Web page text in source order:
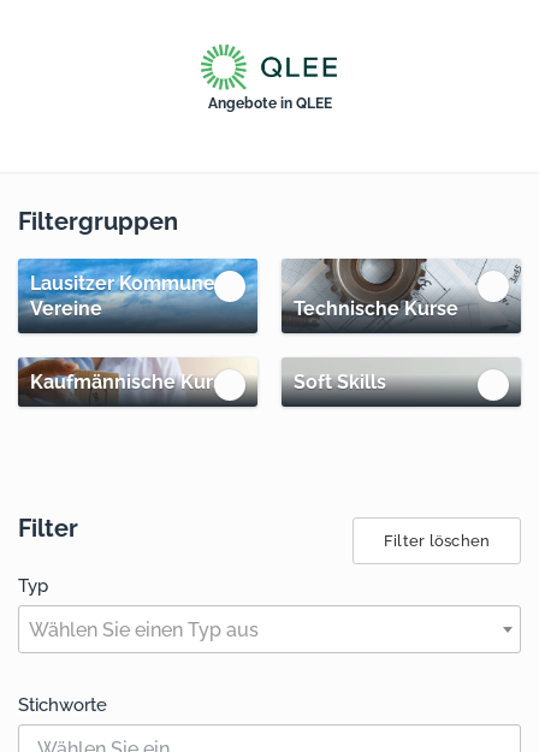
Qualifizierungsverbund in der Lausitz für Erneuerbare Energien
Angebote in QLEE
Filtergruppen
Lausitzer Kommunen &
Vereine
Technische Kurse
Kaufmännische Kurse Soft Skills
Filter Filter löschen
Typ
Wählen Sie einen Typ aus
Stichworte